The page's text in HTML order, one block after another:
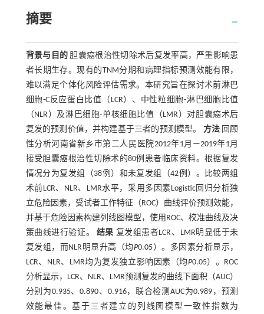
摘要
背景与目的 胆囊癌根治性切除术后复发率高，严重影响患
者长期生存。现有的TNM分期和病理指标预测效能有限，
难以满足个体化风险评估需求。本研究旨在探讨术前淋巴
细胞-C反应蛋白比值（LCR）、中性粒细胞-淋巴细胞比值
（NLR）及淋巴细胞-单核细胞比值（LMR）对胆囊癌术后
复发的预测价值，并构建基于三者的预测模型。 方法 回顾
性分析河南省新乡市第二人民医院2012年1月—2019年1月
接受胆囊癌根治性切除术的80例患者临床资料。根据复发
情况分为复发组（38例）和未复发组（42例）。比较两组
术前LCR、NLR、LMR水平，采用多因素Logistic回归分析独
立危险因素，受试者工作特征（ROC）曲线评价预测效能，
并基于危险因素构建列线图模型，使用ROC、校准曲线及决
策曲线进行验证。 结果 复发组患者LCR、LMR明显低于未
复发组，而NLR明显升高（均P0.05）。多因素分析显示，
LCR、NLR、LMR均为复发独立影响因素（均P0.05）。ROC
分析显示，LCR、NLR、LMR预测复发的曲线下面积（AUC）
分别为0.935、0.890、0.916，联合检测AUC为0.989，预测
效能最佳。基于三者建立的列线图模型一致性指数为